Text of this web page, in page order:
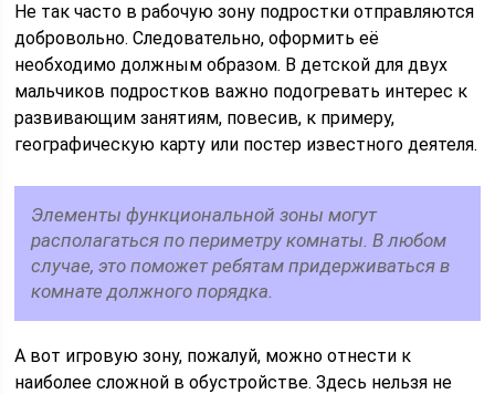
Не так часто в рабочую зону подростки отправляются
добровольно. Следовательно, оформить её
необходимо должным образом. В детской для двух
мальчиков подростков важно подогревать интерес к
развивающим занятиям, повесив, к примеру,
географическую карту или постер известного деятеля.
Элементы функциональной зоны могут
располагаться по периметру комнаты. В любом
случае, это поможет ребятам придерживаться в
комнате должного порядка.
А вот игровую зону, пожалуй, можно отнести к
наиболее сложной в обустройстве. Здесь нельзя не